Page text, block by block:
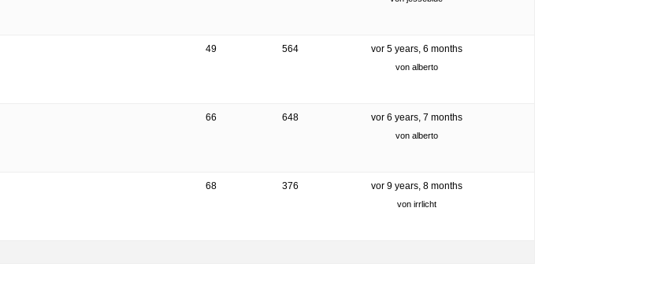
49 564 vor 5 years, 6 months
von alberto
66 648 vor 6 years, 7 months
von alberto
68 376 vor 9 years, 8 months
von irrlicht